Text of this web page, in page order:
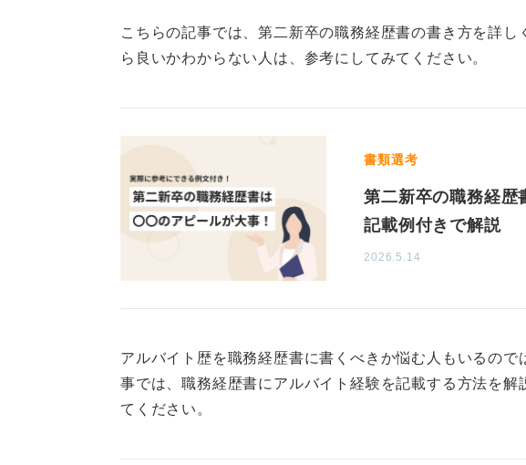
には、前職の経験から応募先の企業に入りたいと思っ
どうなりたいのかを書けると良いです。
また、すぐに転職を考えていない場合でも、節目ごと
くことがおすすめします。作成を通じて、これまで
き、仕事に求めるものや将来像を考える機会になるか
私が相談に乗った人のなかには「職務経歴書を作って
少し頑張ってみたい」など、心情が変化したこともあ
在職中は、時間の余裕を持って準備ができるチャンス
職務経歴書を用意していないために、応募先が限られ
ぜひ力を入れて取り組んでみてくださいね。
こちらの記事では、第二新卒の職務経歴書の書き方を詳し
ら良いかわからない人は、参考にしてみてください。
書類選考
第二新卒の職務経歴
記載例付きで解説
2026.5.14
アルバイト歴を職務経歴書に書くべきか悩む人もいるので
事では、職務経歴書にアルバイト経験を記載する方法を解
てください。